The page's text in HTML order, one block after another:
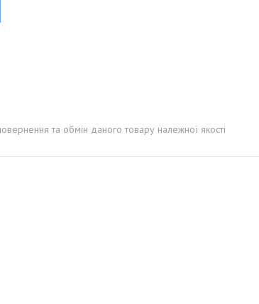
та обмін даного товару належної якості